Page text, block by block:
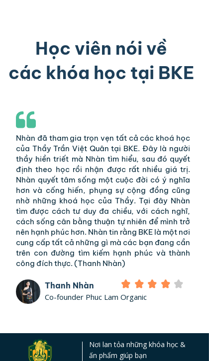
Học viên nói về
các khóa học tại BKE
Nhàn đã tham gia trọn vẹn tất cả các khoá học
của Thầy Trần Việt Quân tại BKE. Đây là người
thầy hiền triết mà Nhàn tìm hiểu, sau đó quyết
định theo học rồi nhận được rất nhiều giá trị.
Nhàn quyết tâm sống một cuộc đời có ý nghĩa
hơn và cống hiến, phụng sự cộng đồng cũng
nhờ những khoá học của Thầy. Tại đây Nhàn
tìm được cách tư duy đa chiều, với cách nghĩ,
cách sống cân bằng thuận tự nhiên để mình trở
nên hạnh phúc hơn. Nhàn tin rằng BKE là một nơi
cung cấp tất cả những gì mà các bạn đang cần
trên con đường tìm kiếm hạnh phúc và thành
công đích thực. (Thanh Nhàn)
Thanh Nhàn
Co-founder Phuc Lam Organic
Nơi lan tỏa những khóa học &
ấn phẩm giúp bạn